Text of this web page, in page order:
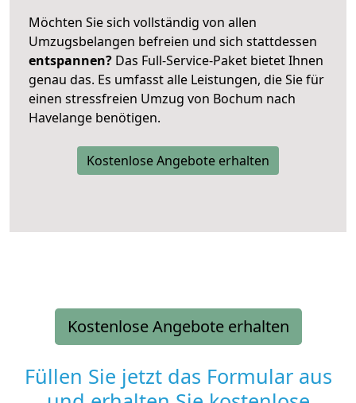
Möchten Sie sich vollständig von allen
Umzugsbelangen befreien und sich stattdessen
entspannen? Das Full-Service-Paket bietet Ihnen
genau das. Es umfasst alle Leistungen, die Sie für
einen stressfreien Umzug von Bochum nach
Havelange benötigen.
Kostenlose Angebote erhalten
Kostenlose Angebote erhalten
Füllen Sie jetzt das Formular aus